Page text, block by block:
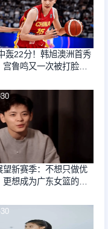
轰22分！韩旭澳洲首秀
宫鲁鸣又一次被打脸
望新赛季：不想只做优
想成为广东女篮的领